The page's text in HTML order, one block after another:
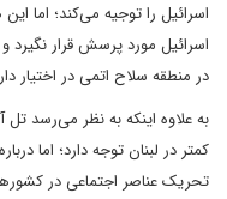
اسرائیل را توجیه می‌کند؛ اما
اسرائیل مورد پرسش قرار
در منطقه سلاح اتمی در اختیار
به علاوه اینکه به نظر می‌رسد تل
کمتر در لبنان توجه دارد؛ اما
تحریک عناصر اجتماعی در